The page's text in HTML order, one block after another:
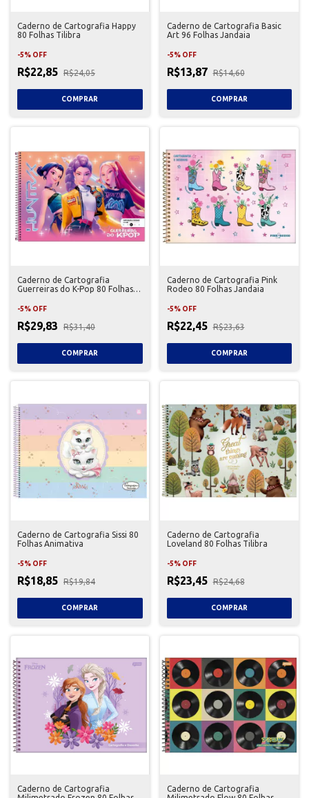
Caderno de Cartografia Happy
80 Folhas Tilibra
-5% OFF
R$22,85 R$24,05
Caderno de Cartografia Basic
Art 96 Folhas Jandaia
-5% OFF
R$13,87 R$14,60
Caderno de Cartografia
Guerreiras do K-Pop 80 Folhas
-5% OFF
R$29,83 R$31,40
Caderno de Cartografia Pink
Rodeo 80 Folhas Jandaia
-5% OFF
R$22,45 R$23,63
Caderno de Cartografia Sissi 80
Folhas Animativa
-5% OFF
R$18,85 R$19,84
Caderno de Cartografia
Loveland 80 Folhas Tilibra
-5% OFF
R$23,45 R$24,68
Caderno de Cartografia
Caderno de Cartografia